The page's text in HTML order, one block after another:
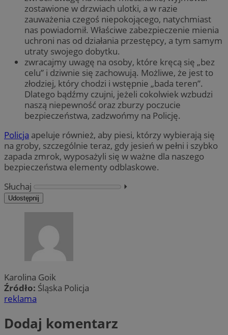
zostawione w drzwiach ulotki, a w razie
zauważenia czegoś niepokojącego, natychmiast
nas powiadomił. Właściwe zabezpieczenie mienia
uchroni nas od działania przestępcy, a tym samym
utraty swojego dobytku.
zwracajmy uwagę na osoby, które kręcą się „bez
celu” i dziwnie się zachowują. Możliwe, że jest to
złodziej, który chodzi i wstępnie „bada teren”.
Dlatego bądźmy czujni, jeżeli cokolwiek wzbudzi
naszą niepewność oraz zburzy poczucie
bezpieczeństwa, zadzwońmy na Policję.
Policja apeluje również, aby piesi, którzy wybierają się
na groby, szczególnie teraz, gdy jesień w pełni i szybko
zapada zmrok, wyposażyli się w ważne dla naszego
bezpieczeństwa elementy odblaskowe.
Słuchaj
⏵︎
Udostępnij
Karolina Goik
Źródło: Śląska Policja
reklama
Dodaj komentarz